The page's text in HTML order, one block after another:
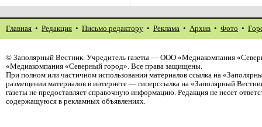
Главная • Редакция • Письмо редактору • Реклама • Архив • Фото •
© Заполярный Вестник. Учредитель газеты — ООО «Медиакомпания
«Медиакомпания «Северный город». Все права защищены.
При полном или частичном использовании материалов ссылка на
размещении материалов в интернете — гиперссылка на «Заполярный
газеты не предоставляет справочную информацию. Редакция не несет
содержащуюся в рекламных объявлениях.